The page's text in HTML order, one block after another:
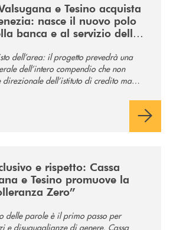
e Tesino acquista
nasce il nuovo polo
banca e al servizio della
dell’area: il progetto prevedrà una
dell’intero compendio che non
direzionale dell’istituto di credito ma
e rispetto: Cassa
e Tesino promuove la
Zero”
delle parole è il primo passo per
e disuguaglianze di genere. Cassa